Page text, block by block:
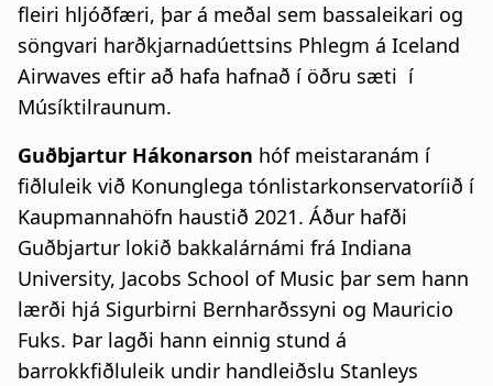
fleiri hljóðfæri, þar á meðal sem bassaleikari og
söngvari harðkjarnadúettsins Phlegm á Iceland
Airwaves eftir að hafa hafnað í öðru sæti í
Músíktilraunum.
Guðbjartur Hákonarson hóf meistaranám í
fiðluleik við Konunglega tónlistarkonservatoríið í
Kaupmannahöfn haustið 2021. Áður hafði
Guðbjartur lokið bakkalárnámi frá Indiana
University, Jacobs School of Music þar sem hann
lærði hjá Sigurbirni Bernharðssyni og Mauricio
Fuks. Þar lagði hann einnig stund á
barrokkfiðluleik undir handleiðslu Stanleys